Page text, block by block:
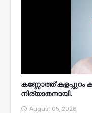
കണ്ണോത്ത് കളപ്പുറം
നിര്യാതനായി.
August 05, 2026